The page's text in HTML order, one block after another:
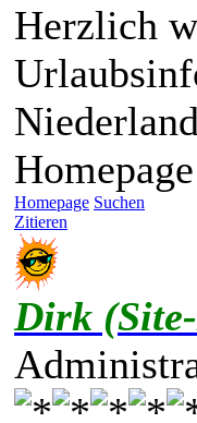
Herzlich
Homepage Suchen
Zitieren
Dirk